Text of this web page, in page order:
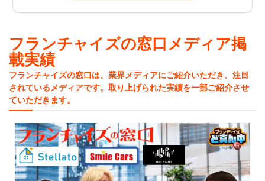
フォローによって、加盟者は営業に専念することができ
るのです。
また本部では経営や販促方法などがマニュアル化されて
いるだけでなく、本部社員から定期的に運営指導やアド
バイスなどを受けられる場合もあります。ほかにも店舗
を設ける業種では、さまざまな経費を本部が負担してく
のです。
◯未経験でも安心して独立開業できる
フランチャイズ経営であれば、時間をかけて経験を積ま
開業資金や収益モデル、ロイヤリティーなどの開業情報
も、しっかりと掲載させていただいておりますので、独
立開業や起業をする方は、比較検討する際の材料にお役
立てください。
「フランチャイズの窓口」は、FC本部の情報はもちろ
ん、はじめて独立開業や起業をする方に役立つ、フラン
ご活用ください。
フランチャイズの窓口メディア掲
載実績
フランチャイズの窓口は、業界メディアにご紹介いただき、注目
されているメディアです。取り上げられた実績を一部ご紹介させ
ていただきます。